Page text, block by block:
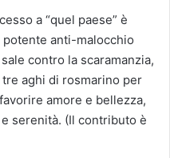
a “quel paese” è
potente anti-malocchio
contro la scaramanzia,
aghi di rosmarino per
amore e bellezza,
serenità. (Il contributo è